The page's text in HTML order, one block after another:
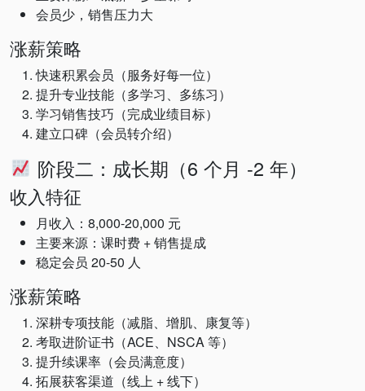
会员少，销售压力大
涨薪策略
快速积累会员（服务好每一位）
提升专业技能（多学习、多练习）
学习销售技巧（完成业绩目标）
建立口碑（会员转介绍）
阶段二：成长期（6 个月 -2 年）
收入特征
月收入：8,000-20,000 元
主要来源：课时费 + 销售提成
稳定会员 20-50 人
涨薪策略
深耕专项技能（减脂、增肌、康复等）
考取进阶证书（ACE、NSCA 等）
提升续课率（会员满意度）
拓展获客渠道（线上 + 线下）